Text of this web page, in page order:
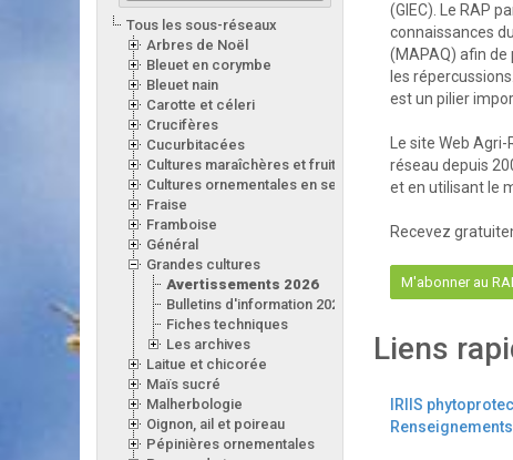
Tous les sous-réseaux
Arbres de Noël
Bleuet en corymbe
Bleuet nain
Carotte et céleri
Crucifères
Cucurbitacées
Cultures maraîchères et fruitières en serre
Cultures ornementales en serre
Fraise
Framboise
Général
Grandes cultures
Avertissements 2026
Bulletins d'information 2026
Fiches techniques
Les archives
Laitue et chicorée
Maïs sucré
Malherbologie
Oignon, ail et poireau
Pépinières ornementales
(GIEC). Le RAP
connaissances
(MAPAQ) afin de
les
est un pilier
Le site Web
réseau depuis
et en utilisant le
Recevez
M'abonner au
Liens
IRIIS